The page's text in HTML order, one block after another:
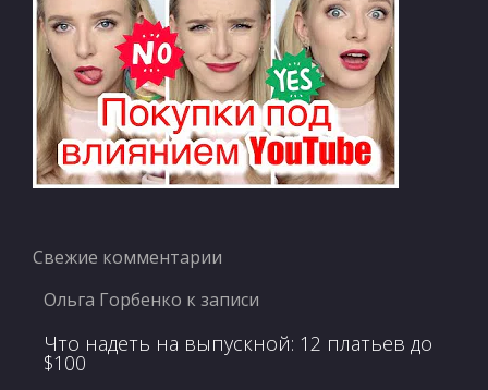
Свежие комментарии
Ольга Горбенко к записи
Что надеть на выпускной: 12 платьев до
$100